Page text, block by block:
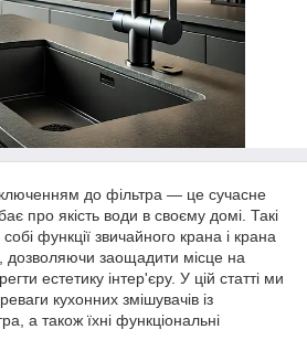
до фільтра — це сучасне
про якість води в своєму домі. Такі
функції звичайного крана і крана
дозволяючи заощадити місце на
естетику інтер'єру. У цій статті ми
кухонних змішувачів із
а також їхні функціональні